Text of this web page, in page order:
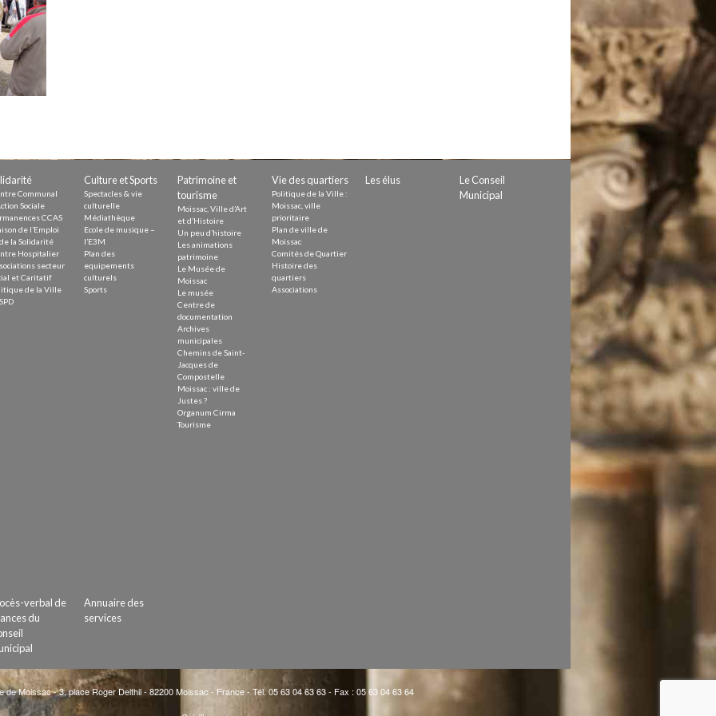
durable
Communal
Sociale
CCAS
de l’Emploi
la Solidarité
Hospitalier
secteur
et Caritatif
de la Ville
Culture et Sports
Spectacles & vie
culturelle
Médiathèque
Ecole de musique –
l’E3M
Plan des
equipements
culturels
Sports
Patrimoine et
tourisme
Moissac, Ville d’Art
et d’Histoire
Un peu d’histoire
Les animations
patrimoine
Le Musée de
Moissac
Le musée
Centre de
documentation
Archives
municipales
Chemins de Saint-
Jacques de
Compostelle
Moissac : ville de
Justes ?
Organum Cirma
Tourisme
Vie des quartiers
Politique de la Ville :
Moissac, ville
prioritaire
Plan de ville de
Moissac
Comités de Quartier
Histoire des
quartiers
Associations
Les élus
Le Conseil
Municipal
verbal de
du
Annuaire des
services
de Moissac - 3, place Roger Delthil - 82200 Moissac - France - Tél. 05 63 04 63 63 - Fax : 05 63 04 63 64